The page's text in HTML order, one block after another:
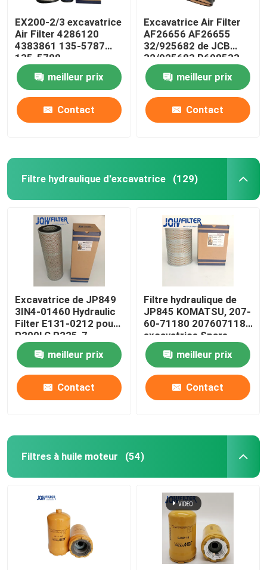
EX200-2/3 excavatrice
Air Filter 4286120
4383861 135-5787
135-5788
meilleur prix
Contact
Excavatrice Air Filter
AF26656 AF26655
32/925682 de JCB
32/925683 P608533
meilleur prix
Contact
Filtre hydraulique d'excavatrice (129)
Excavatrice de JP849
3IN4-01460 Hydraulic
Filter E131-0212 pour
R200LC R225-7
R280LC
meilleur prix
Contact
Filtre hydraulique de
JP845 KOMATSU, 207-
60-71180 2076071181
excavatrice Spare
Parts
meilleur prix
Contact
Filtres à huile moteur (54)